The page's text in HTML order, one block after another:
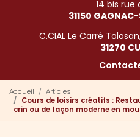
14 bis rue
31150
C.CIAL Le Carré
31270
Accueil
Articles
Cours de loisirs créatifs :
crin ou de façon moderne en